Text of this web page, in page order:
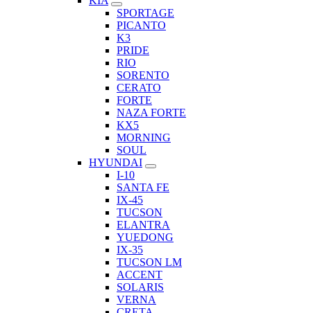
SPORTAGE
PICANTO
K3
PRIDE
RIO
SORENTO
CERATO
FORTE
NAZA FORTE
KX5
MORNING
SOUL
HYUNDAI
I-10
SANTA FE
IX-45
TUCSON
ELANTRA
YUEDONG
IX-35
TUCSON LM
ACCENT
SOLARIS
VERNA